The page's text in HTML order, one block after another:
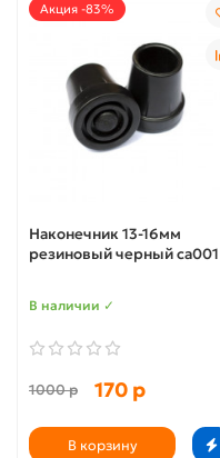
Акция -83%
Наконечник 13-16мм
резиновый черный са001
В наличии ✓
1000 р 170 р
В корзину